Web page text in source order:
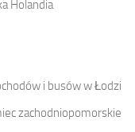
Holandia
i busów w Łodzi
zachodniopomorskie